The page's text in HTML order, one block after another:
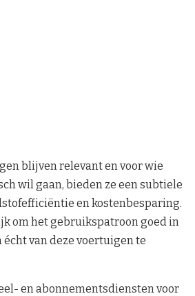
blijven relevant en voor wie
wil gaan, bieden ze een subtiele
en kostenbesparing.
om het gebruikspatroon goed in
van deze voertuigen te
en abonnementsdiensten voor